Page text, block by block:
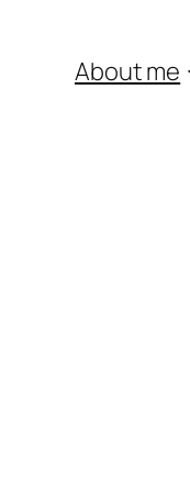
About me